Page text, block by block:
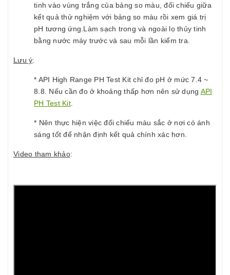
tinh vào vùng trắng của bảng so màu, đối chiếu giữa
kết quả thử nghiệm với bảng so màu rồi xem giá trị
pH tương ứng.Làm sạch trong và ngoài lọ thủy tinh
bằng nước máy trước và sau mỗi lần kiểm tra.
Lưu ý:
* API High Range PH Test Kit chỉ đo pH ở mức 7.4 ~
8.8. Nếu cần đo ở khoảng thấp hơn nên sử dụng API
PH Test Kit.
* Nên thực hiện việc đối chiếu màu sắc ở nơi có ánh
sáng tốt để nhận định kết quả chính xác hơn.
Video tham khảo: